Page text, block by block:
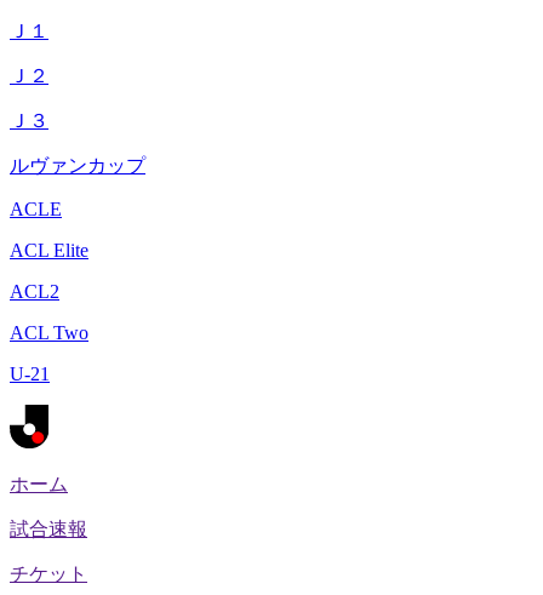
Ｊ１
Ｊ２
Ｊ３
ルヴァンカップ
ACLE
ACL Elite
ACL2
ACL Two
U-21
ホーム
試合速報
チケット